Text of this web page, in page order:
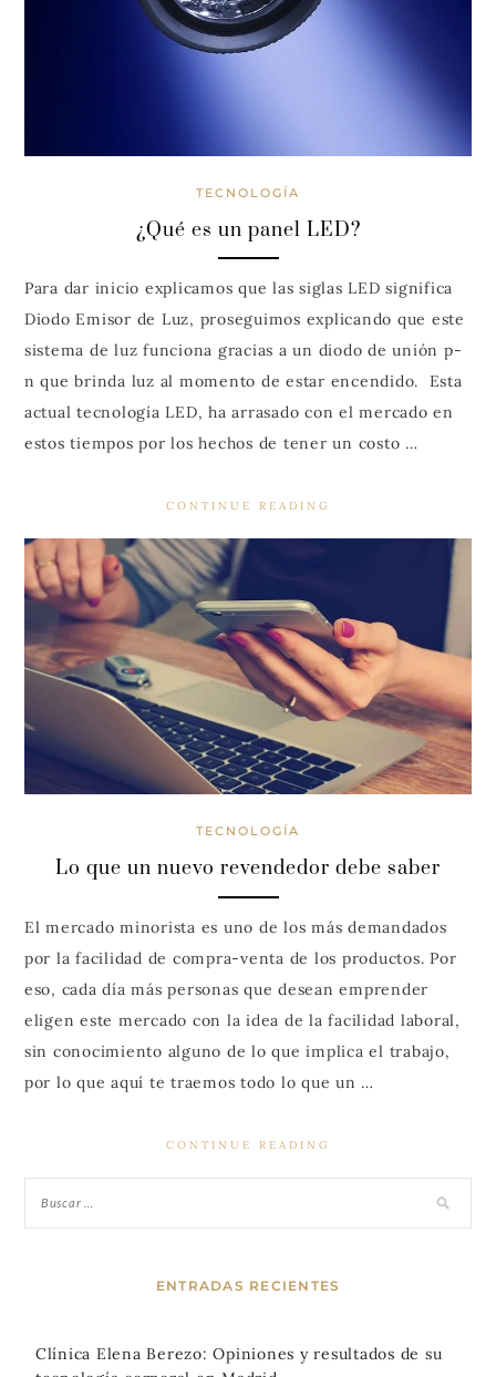
TECNOLOGÍA
¿Qué es un panel LED?
Para dar inicio explicamos que las siglas LED significa
Diodo Emisor de Luz, proseguimos explicando que este
sistema de luz funciona gracias a un diodo de unión p-
n que brinda luz al momento de estar encendido. Esta
actual tecnología LED, ha arrasado con el mercado en
estos tiempos por los hechos de tener un costo …
CONTINUE READING
TECNOLOGÍA
Lo que un nuevo revendedor debe saber
El mercado minorista es uno de los más demandados
por la facilidad de compra-venta de los productos. Por
eso, cada día más personas que desean emprender
eligen este mercado con la idea de la facilidad laboral,
sin conocimiento alguno de lo que implica el trabajo,
por lo que aquí te traemos todo lo que un …
CONTINUE READING
ENTRADAS RECIENTES
Clínica Elena Berezo: Opiniones y resultados de su